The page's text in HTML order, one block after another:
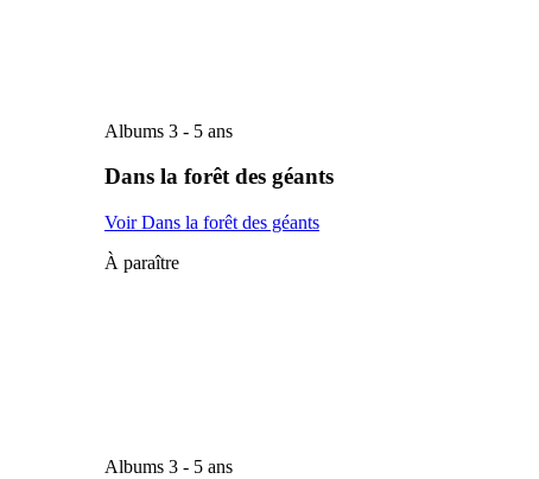
Albums 3 - 5 ans
Dans la forêt des géants
Voir Dans la forêt des géants
À paraître
Albums 3 - 5 ans